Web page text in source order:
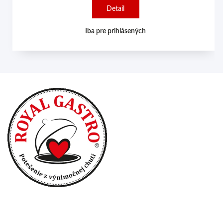
Iba pre prihlásených
Detail